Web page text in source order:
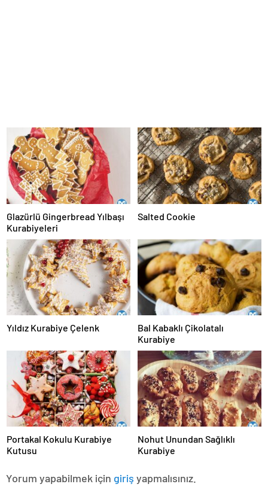
Glazürlü Gingerbread Yılbaşı
Kurabiyeleri
Salted Cookie
Yıldız Kurabiye Çelenk
Bal Kabaklı Çikolatalı
Kurabiye
Portakal Kokulu Kurabiye
Kutusu
Nohut Unundan Sağlıklı
Kurabiye
Yorum yapabilmek için giriş yapmalısınız.